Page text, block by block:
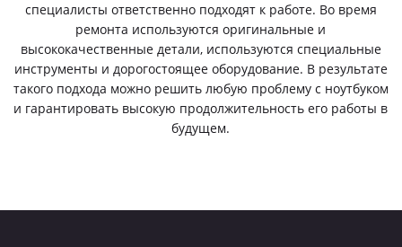
специалисты ответственно подходят к работе. Во время
ремонта используются оригинальные и
высококачественные детали, используются специальные
инструменты и дорогостоящее оборудование. В результате
такого подхода можно решить любую проблему с ноутбуком
и гарантировать высокую продолжительность его работы в
будущем.